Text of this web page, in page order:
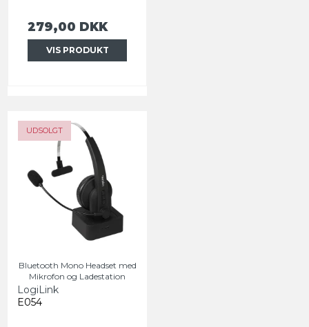
279,00 DKK
VIS PRODUKT
UDSOLGT
Bluetooth Mono Headset med
Mikrofon og Ladestation
LogiLink
E054